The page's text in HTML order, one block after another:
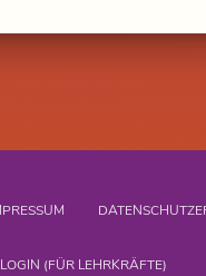
LOGIN (FÜR LEHRKRÄFTE)